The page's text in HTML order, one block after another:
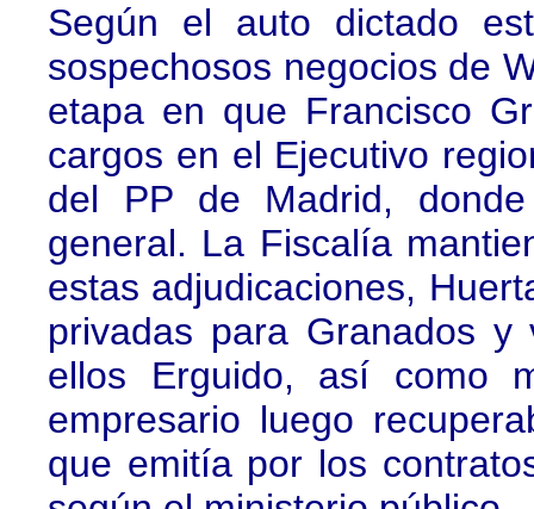
Según el auto dictado
sospechosos negocios de
etapa en que Francisco
cargos en el Ejecutivo
del PP de Madrid,
general. La Fiscalía
estas adjudicaciones,
privadas para Granados y
ellos Erguido, así como
empresario luego
que emitía por los